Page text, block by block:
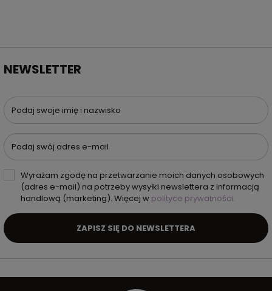
NEWSLETTER
Podaj swoje imię i nazwisko
Podaj swój adres e-mail
Wyrażam zgodę na przetwarzanie moich danych osobowych
(adres e-mail) na potrzeby wysyłki newslettera z informacją
handlową (marketing). Więcej w polityce prywatności.
ZAPISZ SIĘ DO NEWSLETTERA